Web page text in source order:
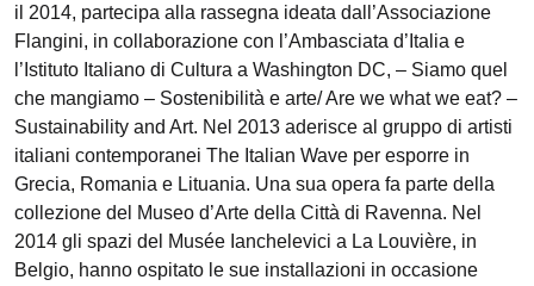
il 2014, partecipa alla rassegna ideata dall’Associazione
Flangini, in collaborazione con l’Ambasciata d’Italia e
l’Istituto Italiano di Cultura a Washington DC, – Siamo quel
che mangiamo – Sostenibilità e arte/ Are we what we eat? –
Sustainability and Art. Nel 2013 aderisce al gruppo di artisti
italiani contemporanei The Italian Wave per esporre in
Grecia, Romania e Lituania. Una sua opera fa parte della
collezione del Museo d’Arte della Città di Ravenna. Nel
2014 gli spazi del Musée Ianchelevici a La Louvière, in
Belgio, hanno ospitato le sue installazioni in occasione